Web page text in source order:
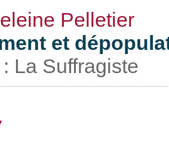
Pelletier
et
La Suffragiste